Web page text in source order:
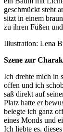
Illustration: Lena
Szene zur
Ich drehte mich in
offen und ich
saß direkt auf
Platz hatte er
belegte ich ganz
eines Monds und
Ich liebte es,